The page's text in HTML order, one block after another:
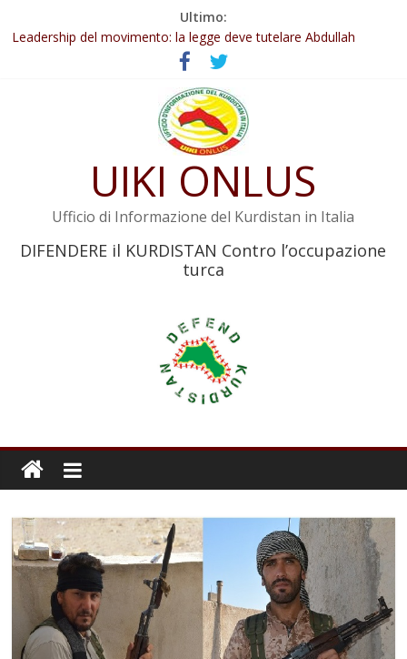
Ultimo:
Abdullah Öcalan: Le legge negativa deve essere trasformata in
legge positiva
Leadership del movimento: la legge deve tutelare Abdullah
Öcalan e l’intero movimento
Commissione donne del KNK: Şengal è di nuovo sotto minaccia
Non tenere conto della situazione di Rêber Apo ostacolerebbe
Il KNK chiede un’azione internazionale contro i crimini di guerra
UIKI ONLUS
Ufficio di Informazione del Kurdistan in Italia
DIFENDERE il KURDISTAN Contro l’occupazione
turca